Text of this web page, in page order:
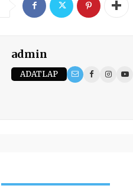
admin
ADATLAP